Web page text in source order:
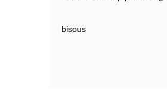
bisous